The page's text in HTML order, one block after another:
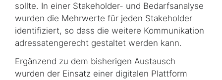
sollte. In einer Stakeholder- und Bedarfsanalyse
wurden die Mehrwerte für jeden Stakeholder
identifiziert, so dass die weitere Kommunikation
adressatengerecht gestaltet werden kann.
Ergänzend zu dem bisherigen Austausch
wurden der Einsatz einer digitalen Plattform